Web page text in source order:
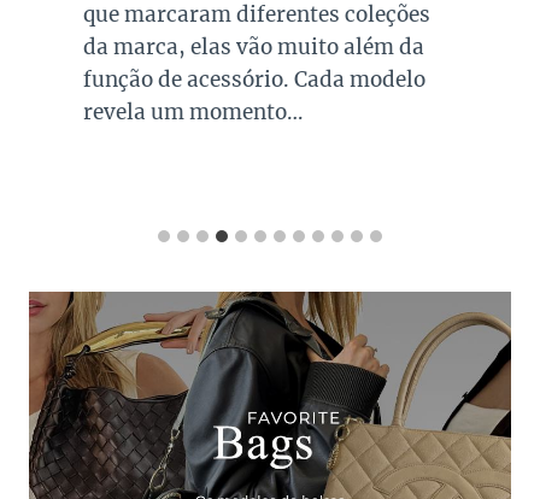
que marcaram diferentes coleções
da marca, elas vão muito além da
função de acessório. Cada modelo
revela um momento…